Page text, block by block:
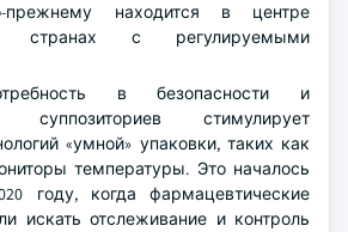
прежнему находится в центре
странах с регулируемыми
в безопасности и
суппозиториев стимулирует
«умной» упаковки, таких как
температуры. Это началось
году, когда фармацевтические
искать отслеживание и контроль